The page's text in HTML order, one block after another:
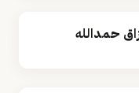
حمدالله